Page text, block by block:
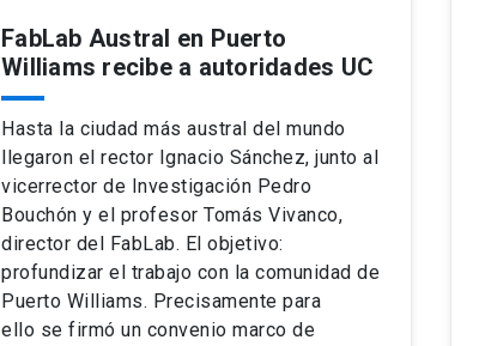
FabLab Austral en Puerto
Williams recibe a autoridades UC
Hasta la ciudad más austral del mundo
llegaron el rector Ignacio Sánchez, junto al
vicerrector de Investigación Pedro
Bouchón y el profesor Tomás Vivanco,
director del FabLab. El objetivo:
profundizar el trabajo con la comunidad de
Puerto Williams. Precisamente para
ello se firmó un convenio marco de